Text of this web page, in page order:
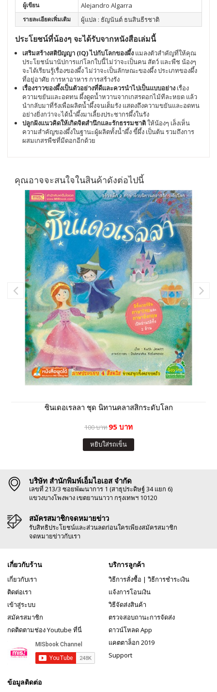
ผู้เขียน Alejandro Algarra
รายละเอียดเพิ่มเติม ผู้แปล : ธัญนันต์ ธนสินธีรชาติ
ประโยชน์ที่น้องๆ จะได้รับจากหนังสือเล่มนี้
เสริมสร้างสติปัญญา (IQ) ไปกับโลกของผึ้ง แมลงตัวสำคัญที่ให้คุณ
ประโยชน์นานัปการแก่โลกใบนี้ไม่ว่าจะเป็นคน สัตว์ และพืช น้องๆ
จะได้เรียนรู้เรื่องของผึ้ง ไม่ว่าจะเป็นลักษณะของผึ้ง ประเภทของผึ้ง
ที่อยู่อาศัย การหาอาหาร การสร้างรัง
เรื่องราวของผึ้งเป็นตัวอย่างที่ดีและควรนำไปเป็นแบบอย่าง เรื่อง
ความขยันและอดทน ผึ้งดูดน้ำหวานจากเกสรดอกไม้ทีละหยด แล้ว
นำกลับมาที่รังเพื่อผลิตน้ำผึ้งจนเต็มรัง แสดงถึงความขยันและอดทน
อย่างยิ่งกว่าจะได้น้ำผึ้งมาเลี้ยงประชากรผึ้งในรัง
ปลูกฝังแนวคิดให้เกิดจิตสำนึกและรักธรรมชาติให้น้องๆ เล็งเห็น
ความสำคัญของผึ้งในฐานะผู้ผลิตทั้งน้ำผึ้ง ขี้ผึ้ง เป็นต้น รวมถึงการ
ผสมเกสรพืชที่มีดอกอีกด้วย
คุณอาจจะสนใจในสินค้าดังต่อไปนี้
ซินเดอเรลลา ชุด นิทานคลาสสิกระดับโลก
100 บาท95 บาท
หยิบใส่รถเข็น
บริษัท สำนักพิมพ์เอ็มไอเอส จำกัด
เลขที่ 213/3 ซอยพัฒนาการ 1 (สาธุประดิษฐ์ 34 แยก 6)
แขวงบางโพงพาง เขตยานนาวา กรุงเทพฯ 10120
สมัครสมาชิกจดหมายข่าว
รับสิทธิประโยชน์และส่วนลดก่อนใครเพียงสมัครสมาชิก
จดหมายข่าวกับเรา
เกี่ยวกับร้าน
เกี่ยวกับเรา
ติดต่อเรา
เข้าสู่ระบบ
สมัครสมาชิก
กดติดตามช่อง Youtube ที่นี่
บริการลูกค้า
วิธีการสั่งซื้อ | วิธีการชำระเงิน
แจ้งการโอนเงิน
วิธีจัดส่งสินค้า
ตรวจสอบถานะการจัดส่ง
ดาวน์โหลด App
แคตตาล็อก 2019
Support
ข้อมูลติดต่อ